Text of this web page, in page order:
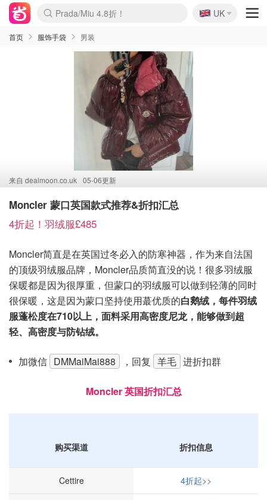
麦卢卡蜂蜜夏促！个位数！
Prada/Miu 4.8折！
啥？必胜客披萨5折！
🇬🇧
UK
首页 服饰手袋 男装
来自 dealmoon.co.uk 05-06更新
Moncler 蒙口英国款式推荐&折扣汇总
4折起！羽绒服£485
Moncler简直是在英国过冬必入的防寒神器，作为来自法国
的顶级羽绒服品牌，Moncler品质简直没的说！很多羽绒服
保暖都是因为很厚重，但蒙口的羽绒服可以做到轻薄的同时
很保暖，这是因为蒙口坚持使用蕞优质的白鹅绒，每件羽绒
服蓬松度在710以上，面料采用高密度尼龙，能够做到超
轻、高密度与防钻绒。
加微信 DMMaiMai888 ，回复 羊毛 进折扣群
Moncler 英国折扣汇总
购买渠道 折扣信息
Cettire 4折起>>